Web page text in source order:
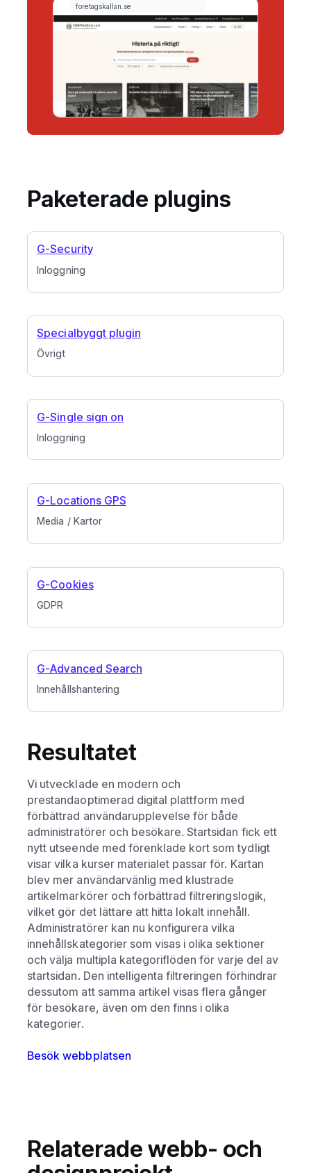
Paketerade plugins
Inloggning
G-Security
Övrigt
Specialbyggt plugin
Inloggning
G-Single sign on
Media / Kartor
G-Locations GPS
GDPR
G-Cookies
Innehållshantering
G-Advanced Search
Resultatet
Vi utvecklade en modern och
prestandaoptimerad digital plattform med
förbättrad användarupplevelse för både
administratörer och besökare. Startsidan fick ett
nytt utseende med förenklade kort som tydligt
visar vilka kurser materialet passar för. Kartan
blev mer användarvänlig med klustrade
artikelmarkörer och förbättrad filtreringslogik,
vilket gör det lättare att hitta lokalt innehåll.
Administratörer kan nu konfigurera vilka
innehållskategorier som visas i olika sektioner
och välja multipla kategoriflöden för varje del av
startsidan. Den intelligenta filtreringen förhindrar
dessutom att samma artikel visas flera gånger
för besökare, även om den finns i olika
kategorier.
Besök webbplatsen
Relaterade webb- och